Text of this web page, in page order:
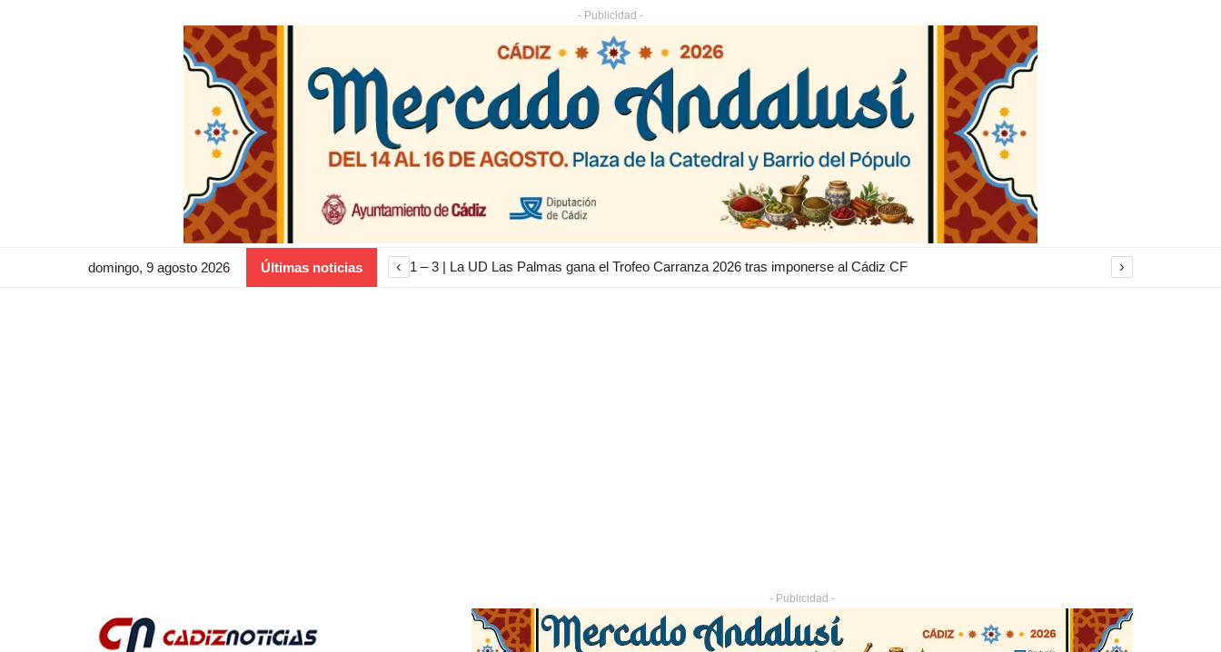
- Publicidad -
domingo, 9 agosto 2026 Últimas noticias ‹ 1 – 3 | La UD Las Palmas gana el Trofeo Carranza 2026 tras imponerse al Cádiz CF ›
- Publicidad -